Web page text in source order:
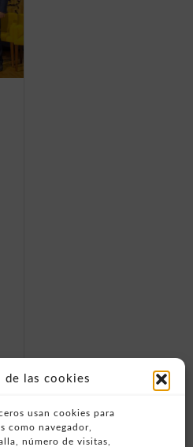
de las cookies
usan cookies para
como navegador,
número de visitas,